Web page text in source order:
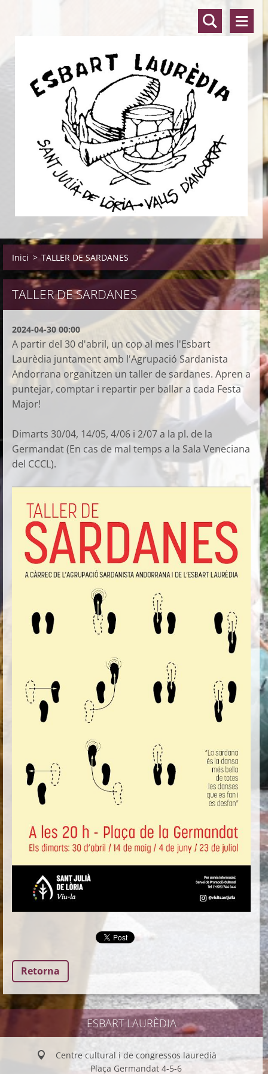
Inici > TALLER DE SARDANES
TALLER DE SARDANES
2024-04-30 00:00
A partir del 30 d'abril, un cop al mes l'Esbart
Laurèdia juntament amb l'Agrupació Sardanista
Andorrana organitzen un taller de sardanes. Apren a
puntejar, comptar i repartir per ballar a cada Festa
Major!
Dimarts 30/04, 14/05, 4/06 i 2/07 a la pl. de la
Germandat (En cas de mal temps a la Sala Veneciana
del CCCL).
Retorna
ESBART LAURÈDIA
Centre cultural i de congressos lauredià
Plaça Germandat 4-5-6